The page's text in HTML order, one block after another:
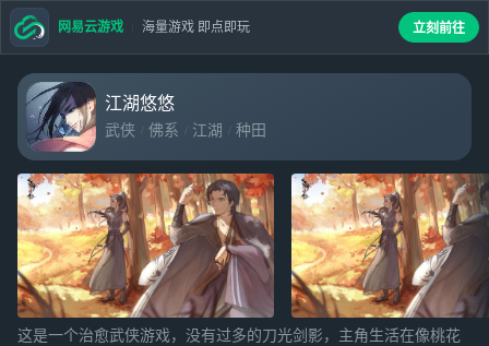
江湖悠悠
武侠 佛系 江湖 种田
这是一个治愈武侠游戏，没有过多的刀光剑影，主角生活在像桃花
网易云游戏 海量游戏 即点即玩 立刻前往